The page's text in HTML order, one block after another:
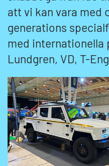
att vi kan vara med
generations
med internationella
Lundgren, VD, T-